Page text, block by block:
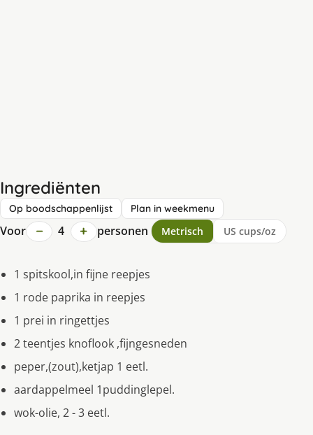
Ingrediënten
Op boodschappenlijst Plan in weekmenu
Voor − 4 + personen Metrisch US cups/oz
1 spitskool,in fijne reepjes
1 rode paprika in reepjes
1 prei in ringettjes
2 teentjes knoflook ,fijngesneden
peper,(zout),ketjap 1 eetl.
aardappelmeel 1puddinglepel.
wok-olie, 2 - 3 eetl.